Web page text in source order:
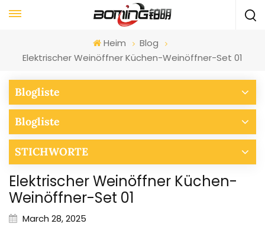
Heim
Blog
Elektrischer Weinöffner Küchen-Weinöffner-Set 01
Blogliste
Blogliste
STICHWORTE
Elektrischer Weinöffner Küchen-
Weinöffner-Set 01
March 28, 2025